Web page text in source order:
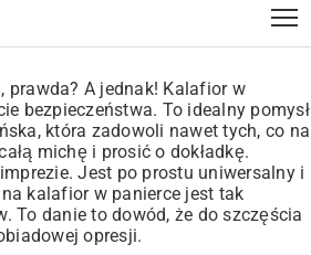
prawda? A jednak! Kalafior w
bezpieczeństwa. To idealny pomysł
która zadowoli nawet tych, co na
michę i prosić o dokładkę.
Jest po prostu uniwersalny i
kalafior w panierce jest tak
To danie to dowód, że do szczęścia
opresji.